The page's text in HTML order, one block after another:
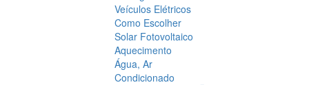
Veículos Elétricos
Como Escolher
Solar Fotovoltaico
Aquecimento
Água, Ar
Condicionado